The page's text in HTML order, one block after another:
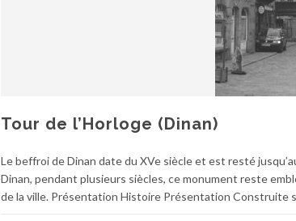
Tour de l’Horloge (Dinan)
Le beffroi de Dinan date du XVe siècle et est resté
Dinan, pendant plusieurs siècles, ce monument reste
de la ville. Présentation Histoire Présentation Construite